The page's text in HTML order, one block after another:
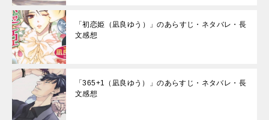
「初恋姫（凪良ゆう）」のあらすじ・ネタバレ・長
文感想
「365+1（凪良ゆう）」のあらすじ・ネタバレ・長
文感想